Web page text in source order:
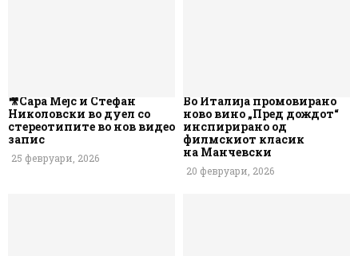
🎥Сара Мејс и Стефан
Николовски во дуел со
стереотипите во нов видео
запис
25 февруари, 2026
Во Италија промовирано
ново вино „Пред дождот“
инспирирано од
филмскиот класик
на Манчевски
20 февруари, 2026